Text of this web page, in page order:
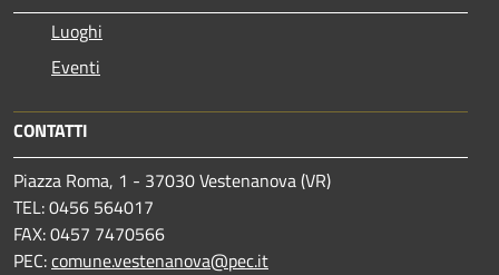
Luoghi
Eventi
CONTATTI
Piazza Roma, 1 - 37030 Vestenanova (VR)
TEL: 0456 564017
FAX: 0457 7470566
PEC:comune.vestenanova@pec.it